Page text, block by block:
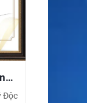
Độc